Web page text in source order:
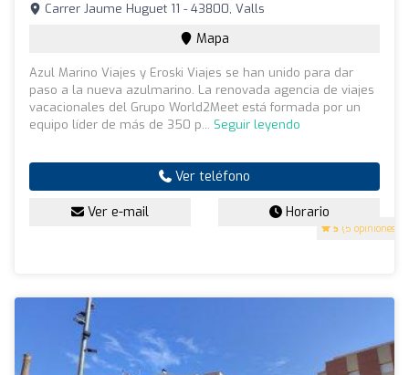
5 (5 opiniones)
Carrer Jaume Huguet 11 - 43800, Valls
Mapa
Azul Marino Viajes y Eroski Viajes se han unido para dar
paso a la nueva azulmarino. La renovada agencia de viajes
vacacionales del Grupo World2Meet está formada por un
equipo líder de más de 350 p... Seguir leyendo
Ver teléfono
Ver e-mail Horario